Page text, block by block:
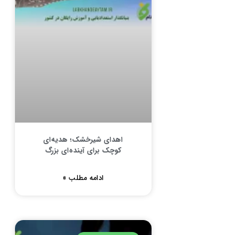
اهدای شیرخشک؛ هدیه‌ای
کوچک برای آینده‌ای بزرگ
ادامه مطلب »